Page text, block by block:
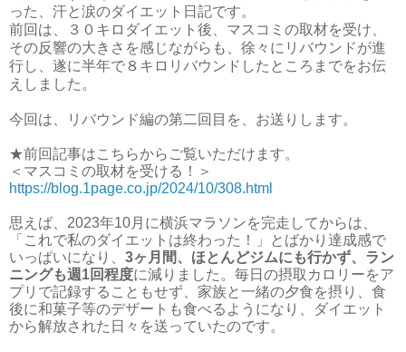
った、汗と涙のダイエット日記です。
前回は、３０キロダイエット後、マスコミの取材を受け、
その反響の大きさを感じながらも、徐々にリバウンドが進
行し、遂に半年で８キロリバウンドしたところまでをお伝
えしました。
今回は、リバウンド編の第二回目を、お送りします。
★前回記事はこちらからご覧いただけます。
＜マスコミの取材を受ける！＞
https://blog.1page.co.jp/2024/10/308.html
思えば、2023年10月に横浜マラソンを完走してからは、
「これで私のダイエットは終わった！」とばかり達成感で
いっぱいになり、 3ヶ月間、ほとんどジムにも行かず、ラン
ニングも週1回程度に減りました。毎日の摂取カロリーをア
プリで記録することもせず、家族と一緒の夕食を摂り、食
後に和菓子等のデザートも食べるようになり、ダイエット
から解放された日々を送っていたのです。